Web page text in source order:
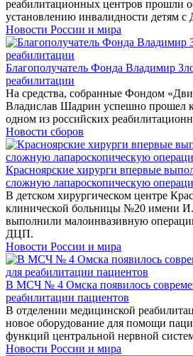
реабилитационных центров прошли
установлению инвалидности детям
Новости России и мира
Благополучатель Фонда Владимир
реабилитации
На средства, собранные Фондом
Владислав Шадрин успешно прошел
одном из российских
Новости сборов
Красноярские хирурги впервые
сложную лапароскопическую
В детском хирургическом центре
клинической больницы №20 имени
выполнили малоинвазивную
ДЦП.
Новости России и мира
В МСЧ № 4 Омска появилось
реабилитации пациентов
В отделении медицинской
новое оборудование для помощи
функций центральной нервной
Новости России и мира